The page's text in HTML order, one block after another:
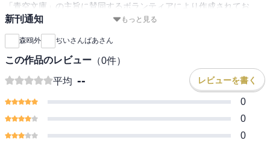
「青空文庫」の主旨に賛同するボランティアにより作成されてお
り、注釈等が追記されている場合があります。
もっと見る
新刊通知
森鴎外 ぢいさんばあさん
この作品のレビュー （0件）
平均 -- レビューを書く
0
0
0